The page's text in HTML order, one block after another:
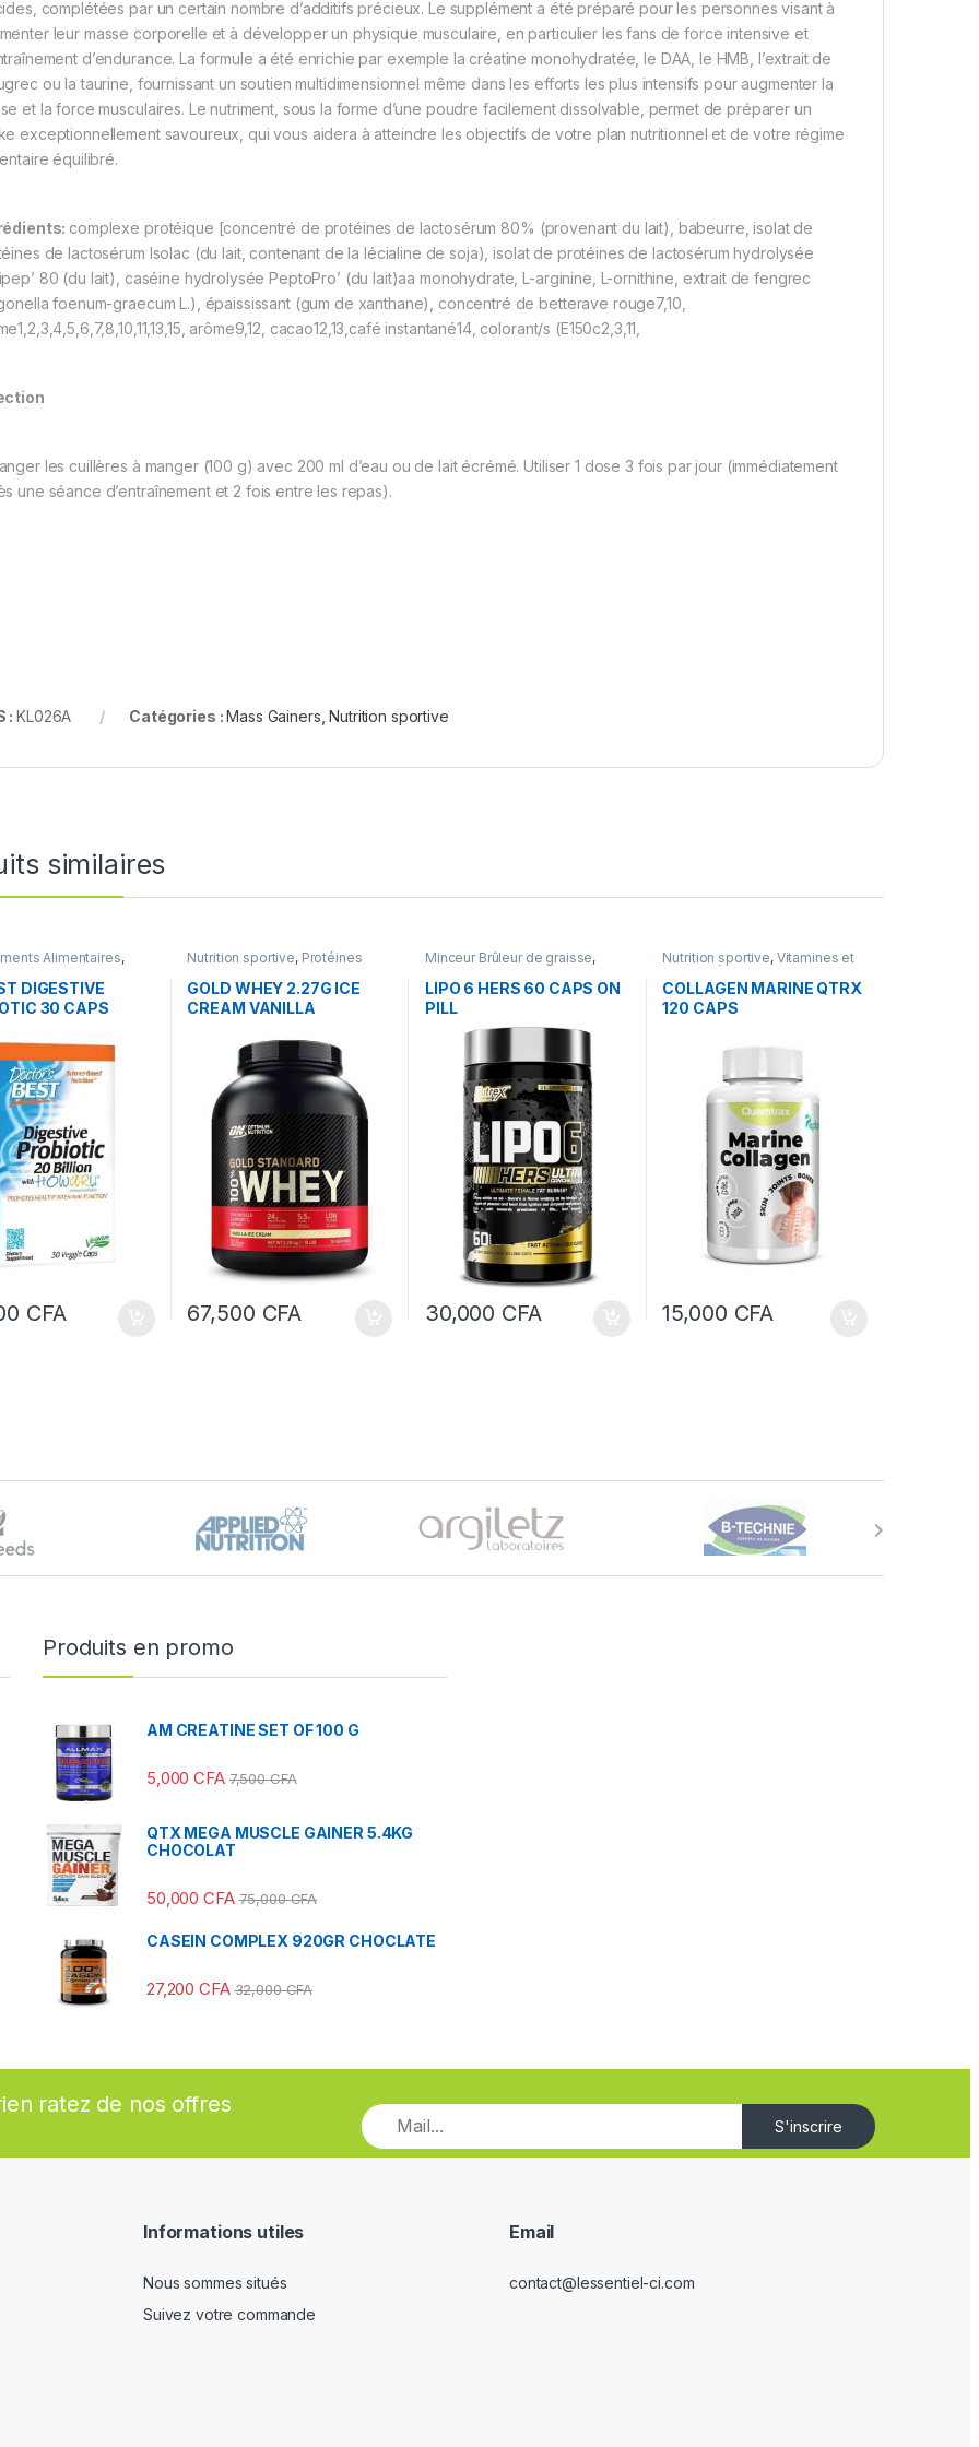
complétées par un certain nombre d’additifs précieux. Le supplément a été préparé pour les personnes visant à
leur masse corporelle et à développer un physique musculaire, en particulier les fans de force intensive et
d’endurance. La formule a été enrichie par exemple la créatine monohydratée, le DAA, le HMB, l’extrait de
ou la taurine, fournissant un soutien multidimensionnel même dans les efforts les plus intensifs pour augmenter la
et la force musculaires. Le nutriment, sous la forme d’une poudre facilement dissolvable, permet de préparer un
exceptionnellement savoureux, qui vous aidera à atteindre les objectifs de votre plan nutritionnel et de votre régime
équilibré.
complexe protéique [concentré de protéines de lactosérum 80% (provenant du lait), babeurre, isolat de
de lactosérum Isolac (du lait, contenant de la lécialine de soja), isolat de protéines de lactosérum hydrolysée
80 (du lait), caséine hydrolysée PeptoPro’ (du lait)aa monohydrate, L-arginine, L-ornithine, extrait de fengrec
foenum-graecum L.), épaississant (gum de xanthane), concentré de betterave rouge7,10,
arôme9,12, cacao12,13,café instantané14, colorant/s (E150c2,3,11,
les cuillères à manger (100 g) avec 200 ml d’eau ou de lait écrémé. Utiliser 1 dose 3 fois par jour (immédiatement
une séance d’entraînement et 2 fois entre les repas).
:KL026A Catégories :Mass Gainers ,Nutrition sportive
similaires
Alimentaires,
sportive
,Vitamines et sels
DIGESTIVE
30 CAPS
CFA
Nutrition sportive, Protéines
GOLD WHEY 2.27G ICE
CREAM VANILLA
67,500 CFA
Minceur Brûleur de graisse,
LIPO 6 HERS 60 CAPS ON
PILL
30,000 CFA
Nutrition sportive, Vitamines et
sels minéraux
COLLAGEN MARINE QTRX
120 CAPS
15,000 CFA
Produits en promo
AM CREATINE SET OF 100 G
5,000CFA 7,500CFA
QTX MEGA MUSCLE GAINER 5.4KG
CHOCOLAT
50,000CFA 75,000CFA
CASEIN COMPLEX 920GR CHOCLATE
27,200CFA 32,000CFA
ratez de nos offres
S'inscrire
Informations utiles
Nous sommes situés
Suivez votre commande
Email
contact@lessentiel-ci.com